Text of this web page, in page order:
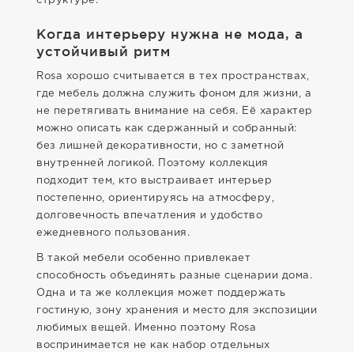
Когда интерьеру нужна не мода, а
устойчивый ритм
Rosa хорошо считывается в тех пространствах,
где мебель должна служить фоном для жизни, а
не перетягивать внимание на себя. Её характер
можно описать как сдержанный и собранный:
без лишней декоративности, но с заметной
внутренней логикой. Поэтому коллекция
подходит тем, кто выстраивает интерьер
постепенно, ориентируясь на атмосферу,
долговечность впечатления и удобство
ежедневного пользования.
В такой мебели особенно привлекает
способность объединять разные сценарии дома.
Одна и та же коллекция может поддержать
гостиную, зону хранения и место для экспозиции
любимых вещей. Именно поэтому Rosa
воспринимается не как набор отдельных